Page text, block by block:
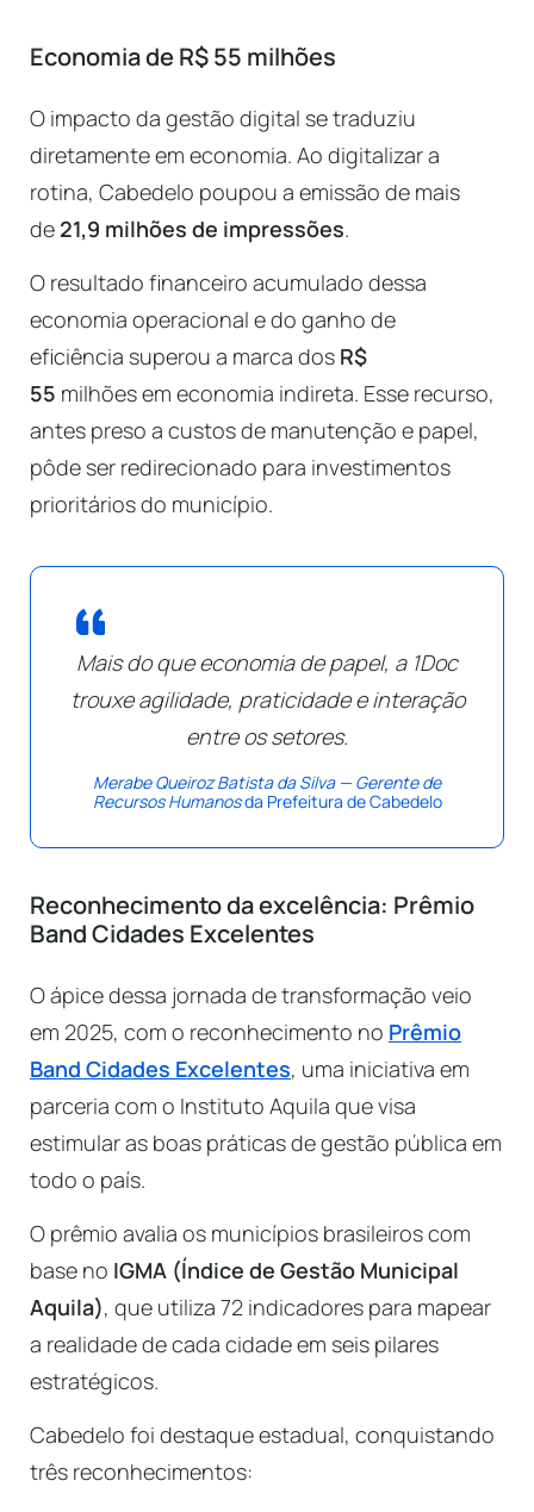
Economia de R$ 55 milhões
O impacto da gestão digital se traduziu
diretamente em economia. Ao digitalizar a
rotina, Cabedelo poupou a emissão de mais
de 21,9 milhões de impressões.
O resultado financeiro acumulado dessa
economia operacional e do ganho de
eficiência superou a marca dos R$
55 milhões em economia indireta. Esse recurso,
antes preso a custos de manutenção e papel,
pôde ser redirecionado para investimentos
prioritários do município.
Mais do que economia de papel, a 1Doc
trouxe agilidade, praticidade e interação
entre os setores.
Merabe Queiroz Batista da Silva — Gerente de
Recursos Humanosda Prefeitura de Cabedelo
Reconhecimento da excelência: Prêmio
Band Cidades Excelentes
O ápice dessa jornada de transformação veio
em 2025, com o reconhecimento no Prêmio
Band Cidades Excelentes, uma iniciativa em
parceria com o Instituto Aquila que visa
estimular as boas práticas de gestão pública em
todo o país.
O prêmio avalia os municípios brasileiros com
base no IGMA (Índice de Gestão Municipal
Aquila), que utiliza 72 indicadores para mapear
a realidade de cada cidade em seis pilares
estratégicos.
Cabedelo foi destaque estadual, conquistando
três reconhecimentos: